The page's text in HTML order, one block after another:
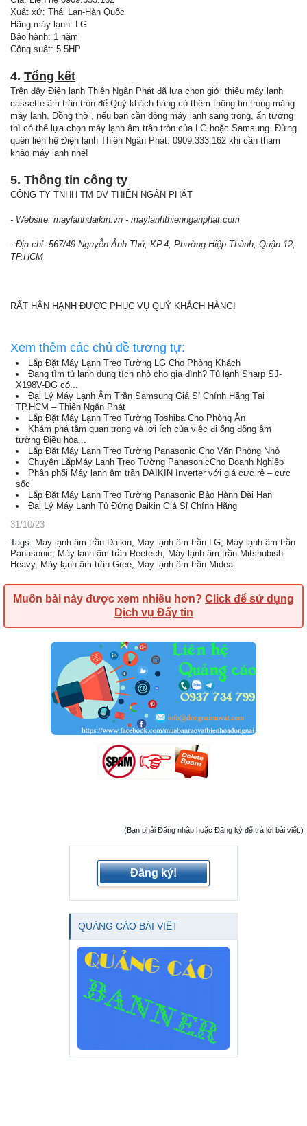
Xuất xứ: Thái Lan-Hàn Quốc
Hãng máy lạnh: LG
Bảo hành: 1 năm
Công suất: 5.5HP
4. Tổng kết
Trên đây Điện lạnh Thiên Ngân Phát đã lựa chọn giới thiệu máy lạnh
cassette âm trần tròn để Quý khách hàng có thêm thông tin trong mảng
máy lạnh. Đồng thời, nếu bạn cần dòng máy lạnh sang trọng, ấn tượng
thì có thể lựa chọn máy lạnh âm trần tròn của LG hoặc Samsung. Đừng
quên liên hệ Điện lạnh Thiên Ngân Phát: 0909.333.162 khi cần tham
khảo máy lạnh nhé!
5. Thông tin công ty
CÔNG TY TNHH TM DV THIÊN NGÂN PHÁT
- Website: maylanhdaikin.vn - maylanhthiennganphat.com
- Địa chỉ: 567/49 Nguyễn Ảnh Thủ, KP.4, Phường Hiệp Thành, Quận 12,
TP.HCM
RẤT HÂN HẠNH ĐƯỢC PHỤC VỤ QUÝ KHÁCH HÀNG!
Xem thêm các chủ đề tương tự:
Lắp Đặt Máy Lạnh Treo Tường LG Cho Phòng Khách
Đang tìm tủ lạnh dung tích nhỏ cho gia đình? Tủ lạnh Sharp SJ-
X198V-DG có...
Đại Lý Máy Lạnh Âm Trần Samsung Giá Sỉ Chính Hãng Tại
TP.HCM – Thiên Ngân Phát
Lắp Đặt Máy Lạnh Treo Tường Toshiba Cho Phòng Ăn
Khám phá tầm quan trọng và lợi ích của việc đi ống đồng âm
tường Điều hòa...
Lắp Đặt Máy Lạnh Treo Tường Panasonic Cho Văn Phòng Nhỏ
Chuyên LắpMáy Lạnh Treo Tường PanasonicCho Doanh Nghiệp
Phân phối Máy lạnh âm trần DAIKIN Inverter với giá cực rẻ – cực
sốc
Lắp Đặt Máy Lạnh Treo Tường Panasonic Bảo Hành Dài Hạn
Đại Lý Máy Lạnh Tủ Đứng Daikin Giá Sỉ Chính Hãng
31/10/23
Tags: Máy lạnh âm trần Daikin, Máy lạnh âm trần LG, Máy lạnh âm trần
Panasonic, Máy lạnh âm trần Reetech, Máy lạnh âm trần Mitshubishi
Heavy, Máy lạnh âm trần Gree, Máy lạnh âm trần Midea
Muốn bài này được xem nhiều hơn? Click để sử dụng
Dịch vụ Đẩy tin
(Bạn phải Đăng nhập hoặc Đăng ký để trả lời bài viết.)
Đăng ký!
QUẢNG CÁO BÀI VIẾT